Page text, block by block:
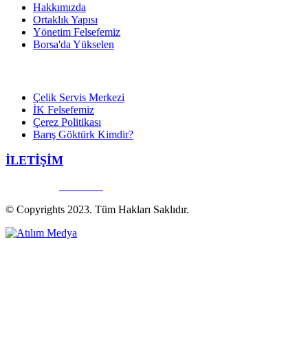
Hakkımızda
Ortaklık Yapısı
Yönetim Felsefemiz
Borsa'da Yükselen
Çelik Servis Merkezi
İK Felsefemiz
Çerez Politikası
Barış Göktürk Kimdir?
İLETİŞİM
© Copyrights 2023. Tüm Hakları Saklıdır.